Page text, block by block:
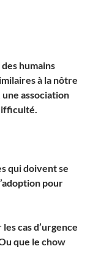
humains
à la nôtre
association
qui doivent se
pour
cas d’urgence
que le chow